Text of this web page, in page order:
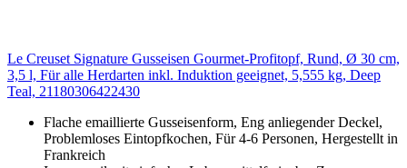
Le Creuset Signature Gusseisen Gourmet-Profitopf, Rund, Ø 30 cm,
3,5 l, Für alle Herdarten inkl. Induktion geeignet, 5,555 kg, Deep
Teal, 21180306422430
Flache emaillierte Gusseisenform, Eng anliegender Deckel,
Problemloses Eintopfkochen, Für 4-6 Personen, Hergestellt in
Frankreich